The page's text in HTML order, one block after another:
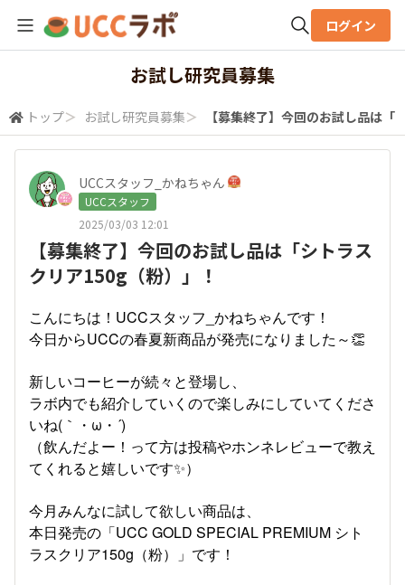
検索
ログイン
お試し研究員募集
トップ＞ お試し研究員募集＞ 【募集終了】今回のお試し品は
UCCスタッフ_かねちゃん
UCCスタッフ
2025/03/03 12:01
【募集終了】今回のお試し品は「シトラス
クリア150g（粉）」！
こんにちは！UCCスタッフ_かねちゃんです！
今日からUCCの春夏新商品が発売になりました～👏
新しいコーヒーが続々と登場し、
ラボ内でも紹介していくので楽しみにしていてくださ
いね(｀・ω・´)ゞ
（飲んだよー！って方は投稿やホンネレビューで教え
てくれると嬉しいです✨）
今月みんなに試して欲しい商品は、
本日発売の「UCC GOLD SPECIAL PREMIUM シト
ラスクリア150g（粉）」です！